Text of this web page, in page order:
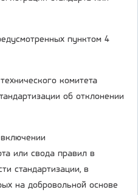
пунктом 4
комитета
об отклонении
или свода правил в
стандартизации, в
на добровольной основе